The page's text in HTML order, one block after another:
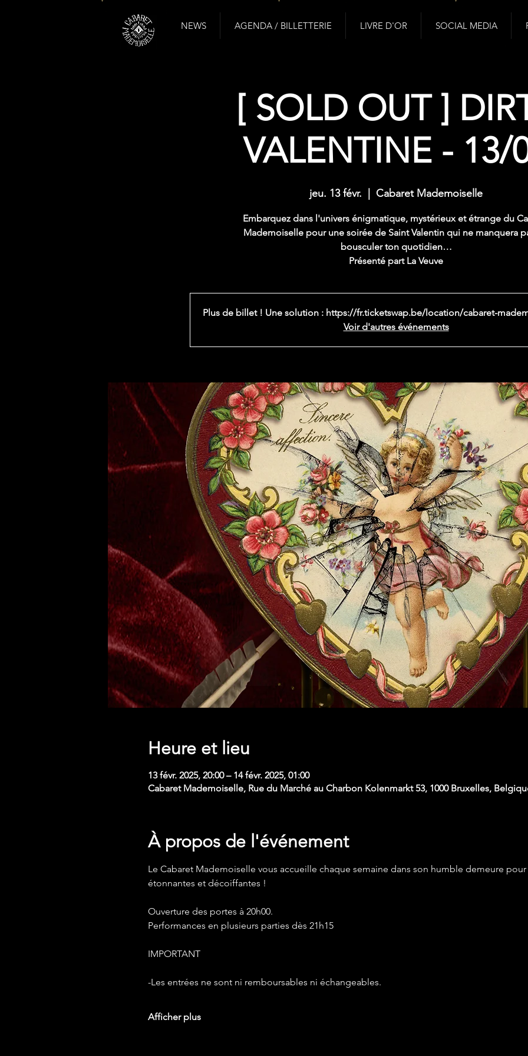
NEWS AGENDA / BILLETTERIE LIVRE D'OR SOCIAL MEDIA
[ SOLD OUT ]
VALENTINE - 13/
jeu. 13 févr. Cabaret Mademoiselle
Embarquez dans l'univers énigmatique, mystérieux et étrange du
Mademoiselle pour une soirée de Saint Valentin qui ne manquera
bousculer ton quotidien…
Présenté part La Veuve
Plus de billet ! Une solution : https://fr.ticketswap.be/location/cabaret-
Voir d'autres événements
Heure et lieu
13 févr. 2025, 20:00 – 14 févr. 2025, 01:00
Cabaret Mademoiselle, Rue du Marché au Charbon Kolenmarkt 53, 1000 Bruxelles,
À propos de l'événement
Le Cabaret Mademoiselle vous accueille chaque semaine dans son humble demeure
étonnantes et décoiffantes !
Ouverture des portes à 20h00.
Performances en plusieurs parties dès 21h15
IMPORTANT
-Les entrées ne sont ni remboursables ni échangeables.
Afficher plus